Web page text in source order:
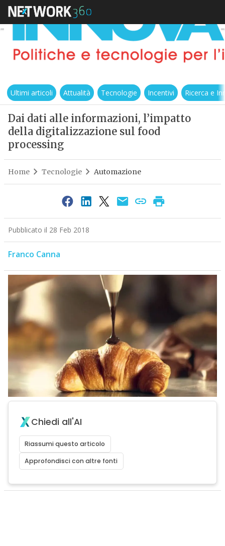
Ultimi articoli Attualità Tecnologie Incentivi Ricerca e
Dai dati alle informazioni, l’impatto
della digitalizzazione sul food
processing
Home Tecnologie Automazione
Pubblicato il 28 Feb 2018
Franco Canna
Chiedi all'AI
Riassumi questo articolo
Approfondisci con altre fonti